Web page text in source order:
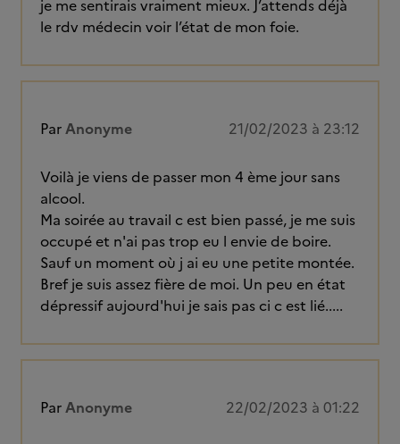
je me sentirais vraiment mieux. J’attends déjà
le rdv médecin voir l’état de mon foie.
ParAnonyme 21/02/2023 à 23:12
Voilà je viens de passer mon 4 ème jour sans
alcool.
Ma soirée au travail c est bien passé, je me suis
occupé et n'ai pas trop eu l envie de boire.
Sauf un moment où j ai eu une petite montée.
Bref je suis assez fière de moi. Un peu en état
dépressif aujourd'hui je sais pas ci c est lié.....
ParAnonyme 22/02/2023 à 01:22